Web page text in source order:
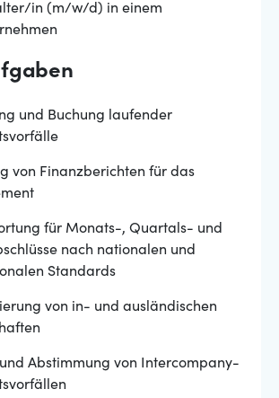
in (m/w/d) in einem
und Buchung laufender
von Finanzberichten für das
für Monats-, Quartals- und
nach nationalen und
Standards
von in- und ausländischen
Abstimmung von Intercompany-